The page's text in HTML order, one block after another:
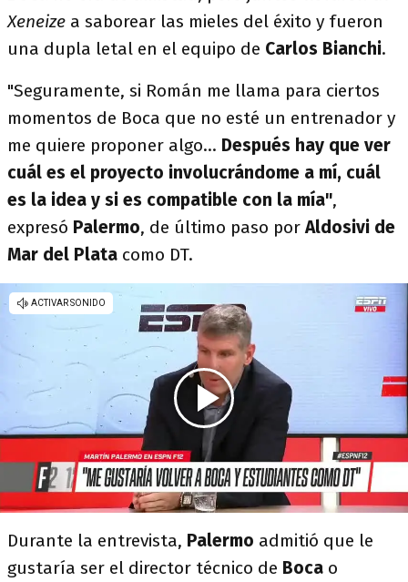
Xeneize a saborear las mieles del éxito y fueron
una dupla letal en el equipo de Carlos Bianchi.
"Seguramente, si Román me llama para ciertos
momentos de Boca que no esté un entrenador y
me quiere proponer algo... Después hay que ver
cuál es el proyecto involucrándome a mí, cuál
es la idea y si es compatible con la mía",
expresó Palermo, de último paso porAldosivi de
Mar del Plata como DT.
Durante la entrevista, Palermo admitió que le
gustaría ser el director técnico de Boca o